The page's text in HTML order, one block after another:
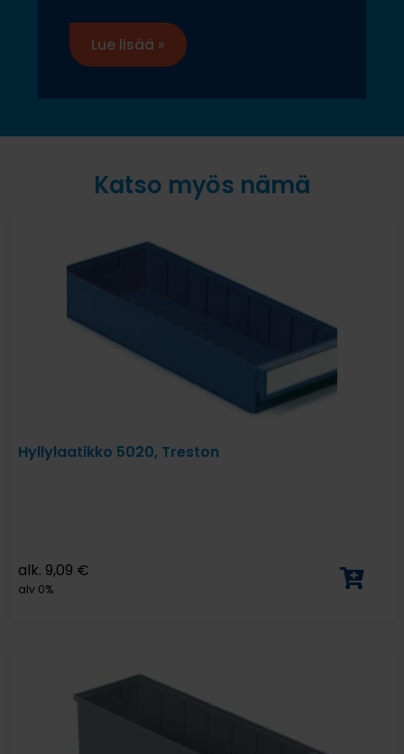
Lue lisää »
Katso myös nämä
Hyllylaatikko 5020, Treston
alk. 9,09 €
alv 0%